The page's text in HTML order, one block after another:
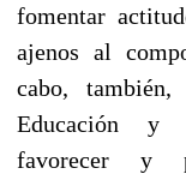
fomentar
ajenos al
cabo,
Educación y
favorecer y